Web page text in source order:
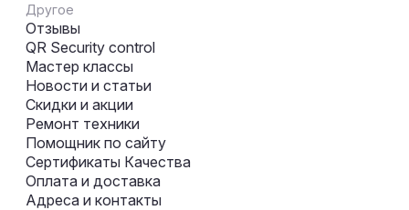
Другое
Отзывы
QR Security control
Мастер классы
Новости и статьи
Скидки и акции
Ремонт техники
Помощник по сайту
Сертификаты Качества
Оплата и доставка
Адреса и контакты